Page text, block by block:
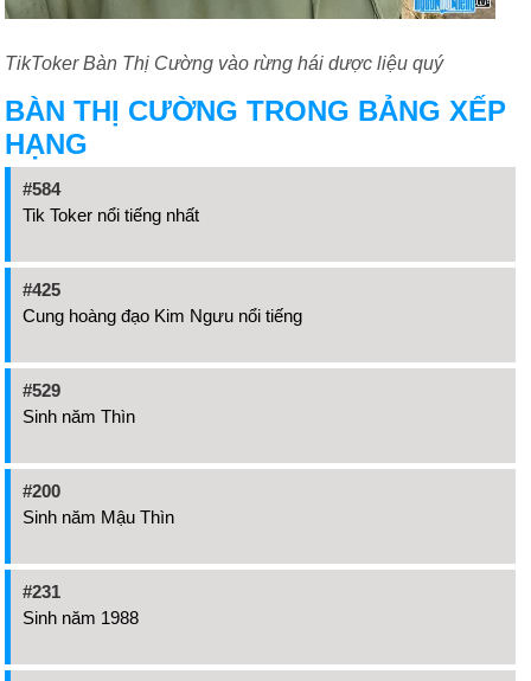
TikToker Bàn Thị Cường vào rừng hái dược liệu quý
BÀN THỊ CƯỜNG TRONG BẢNG XẾP
HẠNG
#584
Tik Toker nổi tiếng nhất
#425
Cung hoàng đạo Kim Ngưu nổi tiếng
#529
Sinh năm Thìn
#200
Sinh năm Mậu Thìn
#231
Sinh năm 1988